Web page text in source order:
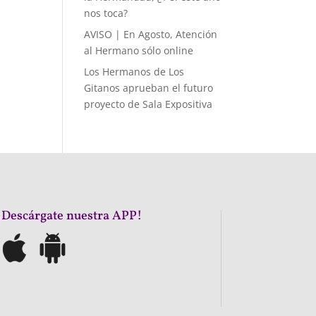
nos toca?
AVISO | En Agosto, Atención
al Hermano sólo online
Los Hermanos de Los
Gitanos aprueban el futuro
proyecto de Sala Expositiva
nuestra APP!